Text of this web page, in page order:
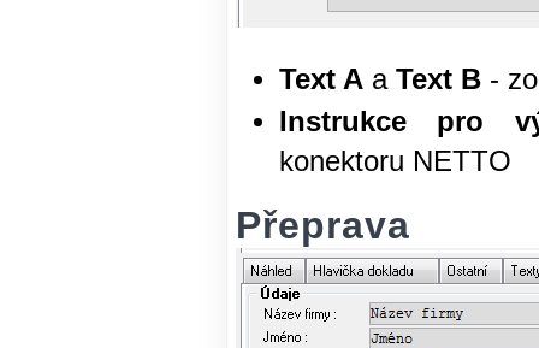
Text A a Text B -
Instrukce pro
konektoru NETTO
Přeprava